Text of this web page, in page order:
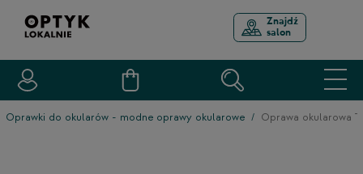
Znajdź
salon
Oprawki do okularów - modne oprawy okularowe Oprawa okularowa